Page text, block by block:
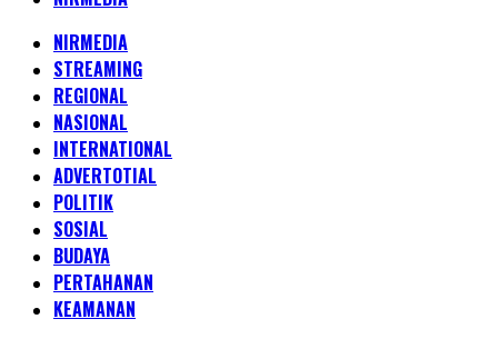
NIRMEDIA
STREAMING
REGIONAL
NASIONAL
INTERNATIONAL
ADVERTOTIAL
POLITIK
SOSIAL
BUDAYA
PERTAHANAN
KEAMANAN